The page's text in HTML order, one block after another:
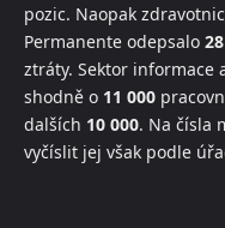
pozic. Naopak
Permanente odepsalo
ztráty. Sektor informace
shodně o 11 000
dalších 10 000. Na čísla
vyčíslit jej však podle